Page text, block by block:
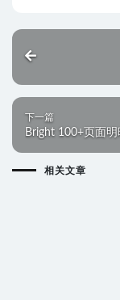
下一篇
Bright 100+页面
相关文章